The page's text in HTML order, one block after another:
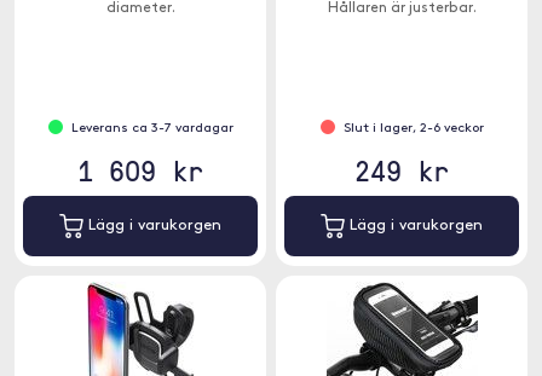
diameter.
Leverans ca 3-7 vardagar
1 609 kr
Lägg i varukorgen
Hållaren är justerbar.
Slut i lager, 2-6 veckor
249 kr
Lägg i varukorgen